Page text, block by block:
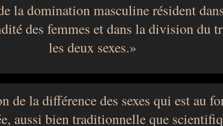
la domination masculine résident
des femmes et dans la division du
les deux sexes.
de la différence des sexes qui est au
aussi bien traditionnelle que